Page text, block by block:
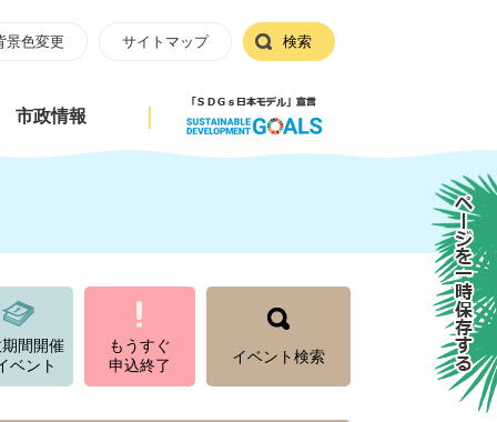
景色変更 サイトマップ 検索
市政情報
間開催
ベント
もうすぐ
申込終了
イベント検索
ページを一時保存する